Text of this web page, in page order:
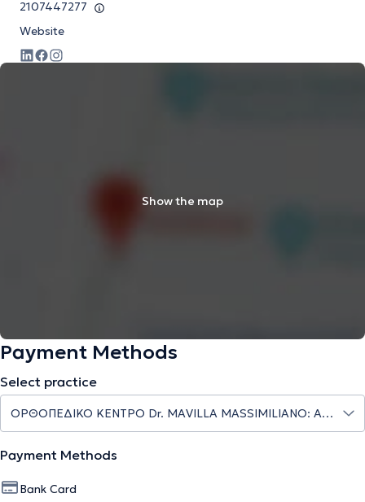
2107447277
Website
Show the map
Payment Methods
Select practice
Payment Methods
Bank Card